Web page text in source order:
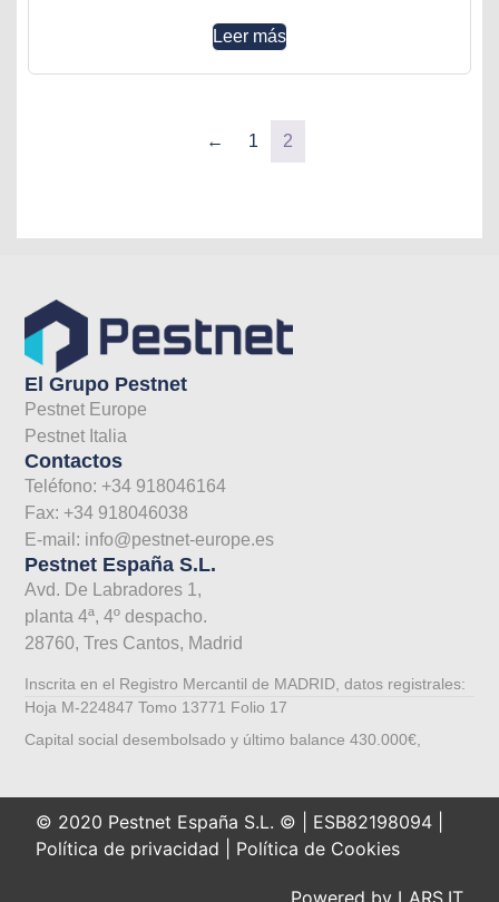
Leer más
← 1 2
Pestnet España S.L.
Avd. De Labradores 1,
planta 4ª, 4º despacho.
28760, Tres Cantos, Madrid
Inscrita en el Registro Mercantil de MADRID, datos registrales:
Hoja M-224847 Tomo 13771 Folio 17
Capital social desembolsado y último balance 430.000€,
Contactos
Teléfono: +34 918046164
Fax: +34 918046038
E-mail: info@pestnet-europe.es
El Grupo Pestnet
Pestnet Europe
Pestnet Italia
© 2020 Pestnet España S.L. © | ESB82198094 |
Política de privacidad
Política de Cookies
Powered by LARS.IT